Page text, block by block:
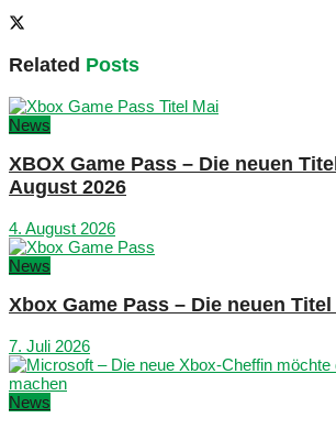
Related Posts
News
XBOX Game Pass – Die neuen
August 2026
4. August 2026
News
Xbox Game Pass – Die neuen
7. Juli 2026
News